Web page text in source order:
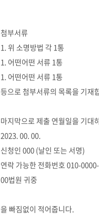
첨부서류
1. 위 소명방법 각 1통
1. 어떤어떤 서류 1통
1. 어떤어떤 서류 1통
등으로 첨부서류의 목록을 기재
마지막으로 제출 연월일을 기대
2023. 00. 00.
신청인 000 (날인 또는 서명)
연락 가능한 전화번호 010-
00법원 귀중
을 빠짐없이 적어줍니다.